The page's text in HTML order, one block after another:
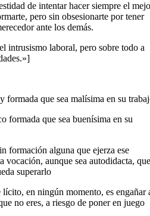
de intentar hacer siempre el
pero sin obsesionarte por tener
ante los demás.
intrusismo laboral, pero sobre todo a
que sea malísima en su
que sea buenísima en su
alguna que ejerza ese
vocación, aunque sea autodidacta, que
superarlo
en ningún momento, es engañar
no eres, a riesgo de poner en juego